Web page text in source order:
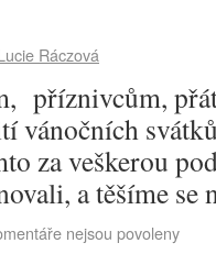
Ráczová
příznivcům,
vánočních
za veškerou
a těšíme
nejsou povoleny